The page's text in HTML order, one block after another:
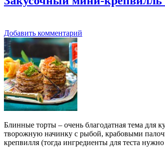
Добавить комментарий
Блинные торты – очень благодатная тема для
творожную начинку с рыбой, крабовыми
крепвилля (тогда ингредиенты для теста